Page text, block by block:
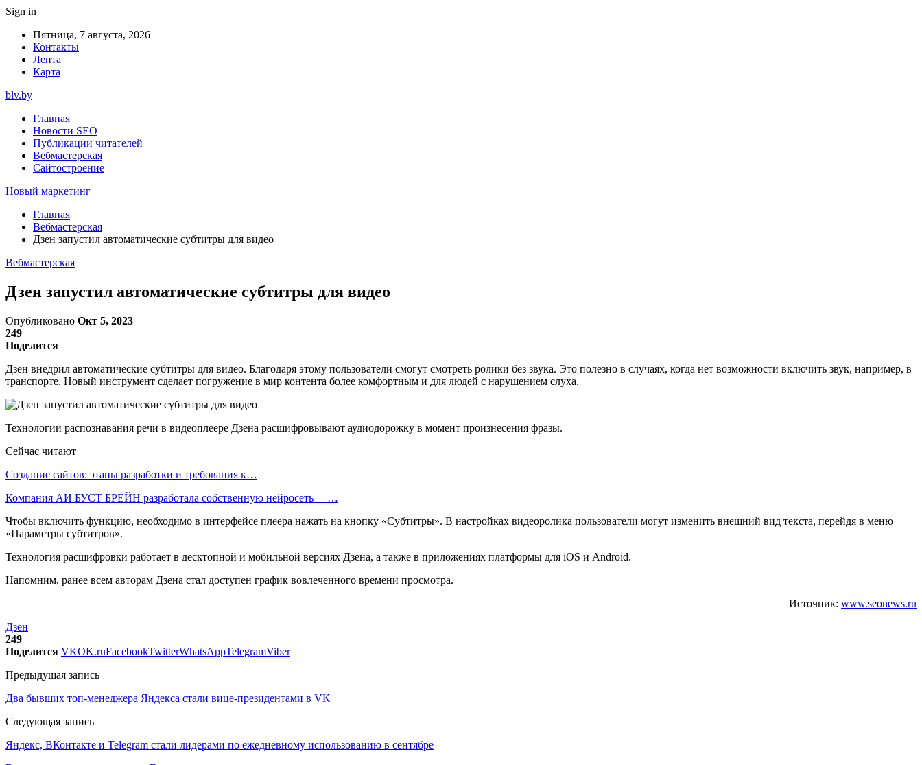
Sign in
Пятница, 7 августа, 2026
Контакты
Лента
Карта
blv.by
Главная
Новости SEO
Публикации читателей
Вебмастерская
Сайтостроение
Новый маркетинг
Главная
Вебмастерская
Дзен запустил автоматические субтитры для видео
Вебмастерская
Дзен запустил автоматические субтитры для видео
Опубликовано Окт 5, 2023
249
Поделится
Дзен внедрил автоматические субтитры для видео. Благодаря этому пользователи смогут смотреть ролики без звука. Это полезно в случаях, когда нет возможности включить звук, например, в
транспорте. Новый инструмент сделает погружение в мир контента более комфортным и для людей с нарушением слуха.
Технологии распознавания речи в видеоплеере Дзена расшифровывают аудиодорожку в момент произнесения фразы.
Сейчас читают
Создание сайтов: этапы разработки и требования к…
Компания АИ БУСТ БРЕЙН разработала собственную нейросеть —…
Чтобы включить функцию, необходимо в интерфейсе плеера нажать на кнопку «Субтитры». В настройках видеоролика пользователи могут изменить внешний вид текста, перейдя в меню
«Параметры субтитров».
Технология расшифровки работает в десктопной и мобильной версиях Дзена, а также в приложениях платформы для iOS и Android.
Напомним, ранее всем авторам Дзена стал доступен график вовлеченного времени просмотра.
Источник: www.seonews.ru
Дзен
249
Поделится VKOK.ruFacebookTwitterWhatsAppTelegramViber
Предыдущая запись
Два бывших топ-менеджера Яндекса стали вице-президентами в VK
Следующая запись
Яндекс, ВКонтакте и Telegram стали лидерами по ежедневному использованию в сентябре